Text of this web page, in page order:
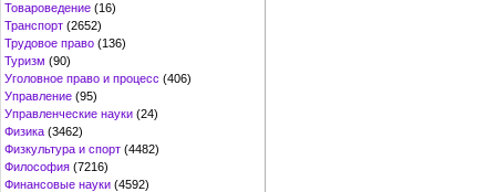
Товароведение (16)
Транспорт (2652)
Трудовое право (136)
Туризм (90)
Уголовное право и процесс (406)
Управление (95)
Управленческие науки (24)
Физика (3462)
Физкультура и спорт (4482)
Философия (7216)
Финансовые науки (4592)